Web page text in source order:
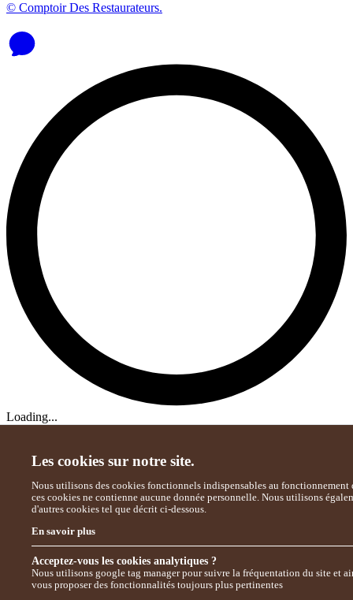
Les cookies sur notre site.
Nous utilisons des cookies fonctionnels indispensables au fonctionnement
ces cookies ne contienne aucune donnée personnelle. Nous utilisons
d'autres cookies tel que décrit ci-dessous.
En savoir plus
Acceptez-vous les cookies analytiques ?
Nous utilisons google tag manager pour suivre la fréquentation du site et
vous proposer des fonctionnalités toujours plus pertinentes
© Comptoir Des Restaurateurs.
Loading...